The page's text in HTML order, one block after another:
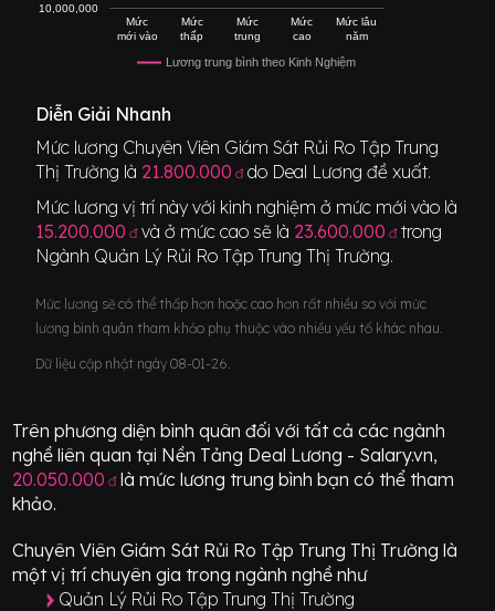
Lương trung bình theo Kinh Nghiệm
Mức
mới vào
Mức
thấp
Mức
trung
Mức
cao
Mức lâu
năm
10,000,000
Diễn Giải Nhanh
Mức lương Chuyên Viên Giám Sát Rủi Ro Tập Trung
Thị Trường là 21.800.000 đdo Deal Lương đề xuất.
Mức lương vị trí này với kinh nghiệm ở mức mới vào là
15.200.000 đ và ở mức cao sẽ là 23.600.000 đ trong
Ngành Quản Lý Rủi Ro Tập Trung Thị Trường.
Mức lương sẽ có thể thấp hơn hoặc cao hơn rất nhiều so với mức
lương bình quân tham khảo phụ thuộc vào nhiều yếu tố khác nhau.
Dữ liệu cập nhật ngày 08-01-26.
Trên phương diện bình quân đối với tất cả các ngành
nghề liên quan tại Nền Tảng Deal Lương - Salary.vn,
20.050.000 đlà mức lương trung bình bạn có thể tham
khảo.
Chuyên Viên Giám Sát Rủi Ro Tập Trung Thị Trường là
một vị tríchuyên gia trong ngành nghề như
Quản Lý Rủi Ro Tập Trung Thị Trường